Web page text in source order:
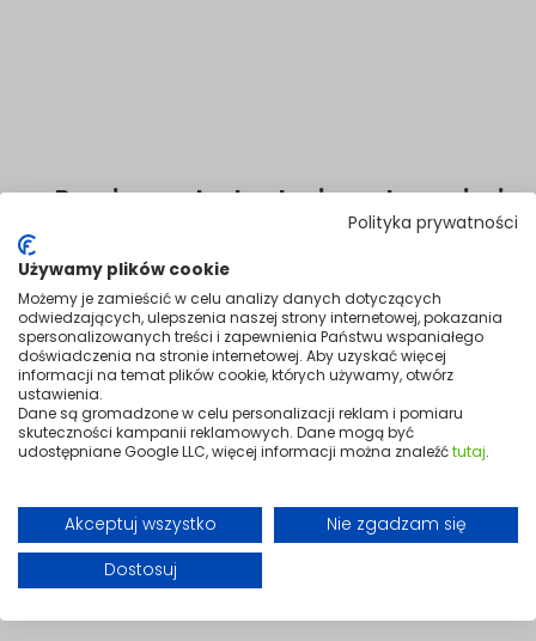
Polityka prywatności
Używamy plików cookie
Możemy je zamieścić w celu analizy danych dotyczących
odwiedzających, ulepszenia naszej strony internetowej, pokazania
spersonalizowanych treści i zapewnienia Państwu wspaniałego
doświadczenia na stronie internetowej. Aby uzyskać więcej
informacji na temat plików cookie, których używamy, otwórz
ustawienia.
Dane są gromadzone w celu personalizacji reklam i pomiaru
skuteczności kampanii reklamowych. Dane mogą być
udostępniane Google LLC, więcej informacji można znaleźćtutaj.
Akceptuj wszystko
Nie zgadzam się
Dostosuj
Bezpieczna technologia podczerwieni
Promieniowanie IR ogrzewa powierzchnie w naturalny sposób i jest w